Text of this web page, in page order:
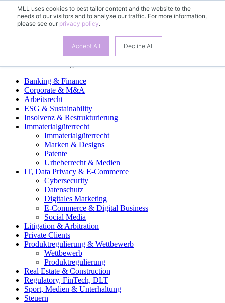
MLL uses cookies to best tailor content and the website to the
needs of our visitors and to analyse our traffic. For more information,
please see our privacy policy.
Accept All Decline All
ENFR
Banking & Finance
Corporate & M&A
Arbeitsrecht
ESG & Sustainability
Insolvenz & Restrukturierung
Immaterialgüterrecht
Immaterialgüterrecht
Marken & Designs
Patente
Urheberrecht & Medien
IT, Data Privacy & E-Commerce
Cybersecurity
Datenschutz
Digitales Marketing
E-Commerce & Digital Business
Social Media
Litigation & Arbitration
Private Clients
Produktregulierung & Wettbewerb
Wettbewerb
Produktregulierung
Real Estate & Construction
Regulatory, FinTech, DLT
Sport, Medien & Unterhaltung
Steuern